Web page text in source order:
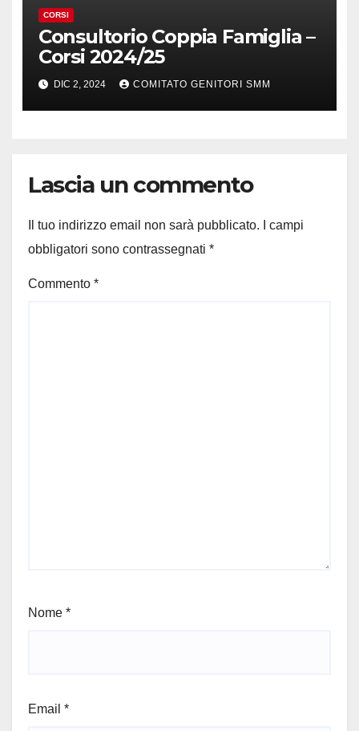
CORSI
Consultorio Coppia Famiglia –
Corsi 2024/25
DIC 2, 2024 COMITATO GENITORI SMM
Lascia un commento
Il tuo indirizzo email non sarà pubblicato.
I campi
obbligatori sono contrassegnati *
Commento *
Nome *
Email *